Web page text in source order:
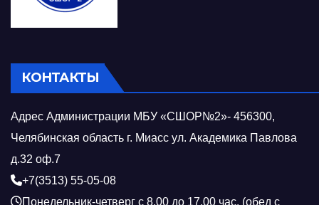
КОНТАКТЫ
Адрес Администрации МБУ «СШОР№2»- 456300,
Челябинская область г. Миасс ул. Академика Павлова
д.32 оф.7
+7(3513) 55-05-08
Понедельник-четверг с 8.00 до 17.00 час. (обед с